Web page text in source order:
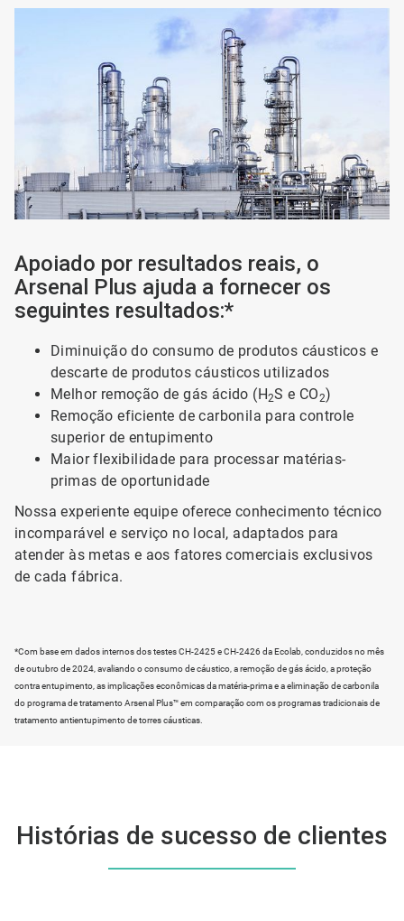
Apoiado por resultados reais, o
Arsenal Plus ajuda a fornecer os
seguintes resultados:*
Diminuição do consumo de produtos cáusticos e
descarte de produtos cáusticos utilizados
Melhor remoção de gás ácido (H2S e CO2)
Remoção eficiente de carbonila para controle
superior de entupimento
Maior flexibilidade para processar matérias-
primas de oportunidade
Nossa experiente equipe oferece conhecimento técnico
incomparável e serviço no local, adaptados para
atender às metas e aos fatores comerciais exclusivos
de cada fábrica.
*Com base em dados internos dos testes CH-2425 e CH-2426 da Ecolab, conduzidos no mês
de outubro de 2024, avaliando o consumo de cáustico, a remoção de gás ácido, a proteção
contra entupimento, as implicações econômicas da matéria-prima e a eliminação de carbonila
do programa de tratamento Arsenal Plus™ em comparação com os programas tradicionais de
tratamento antientupimento de torres cáusticas.
Histórias de sucesso de clientes